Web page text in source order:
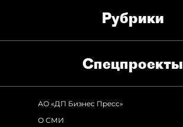
Рубрики
Спец­проекты
АО «ДП Бизнес Пресс»
О СМИ